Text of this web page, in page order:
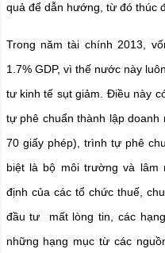
quả để dẫn hướng, từ đó thúc
Trong năm tài chính 2013,
1.7% GDP, vì thế nước này
tư kinh tế sụt giảm. Điều này
tự phê chuẩn thành lập
70 giấy phép), trình tự phê
biệt là bộ môi trường và lâm
định của các tổ chức thuế,
đầu tư mất lòng tin, các
những hạng mục từ các